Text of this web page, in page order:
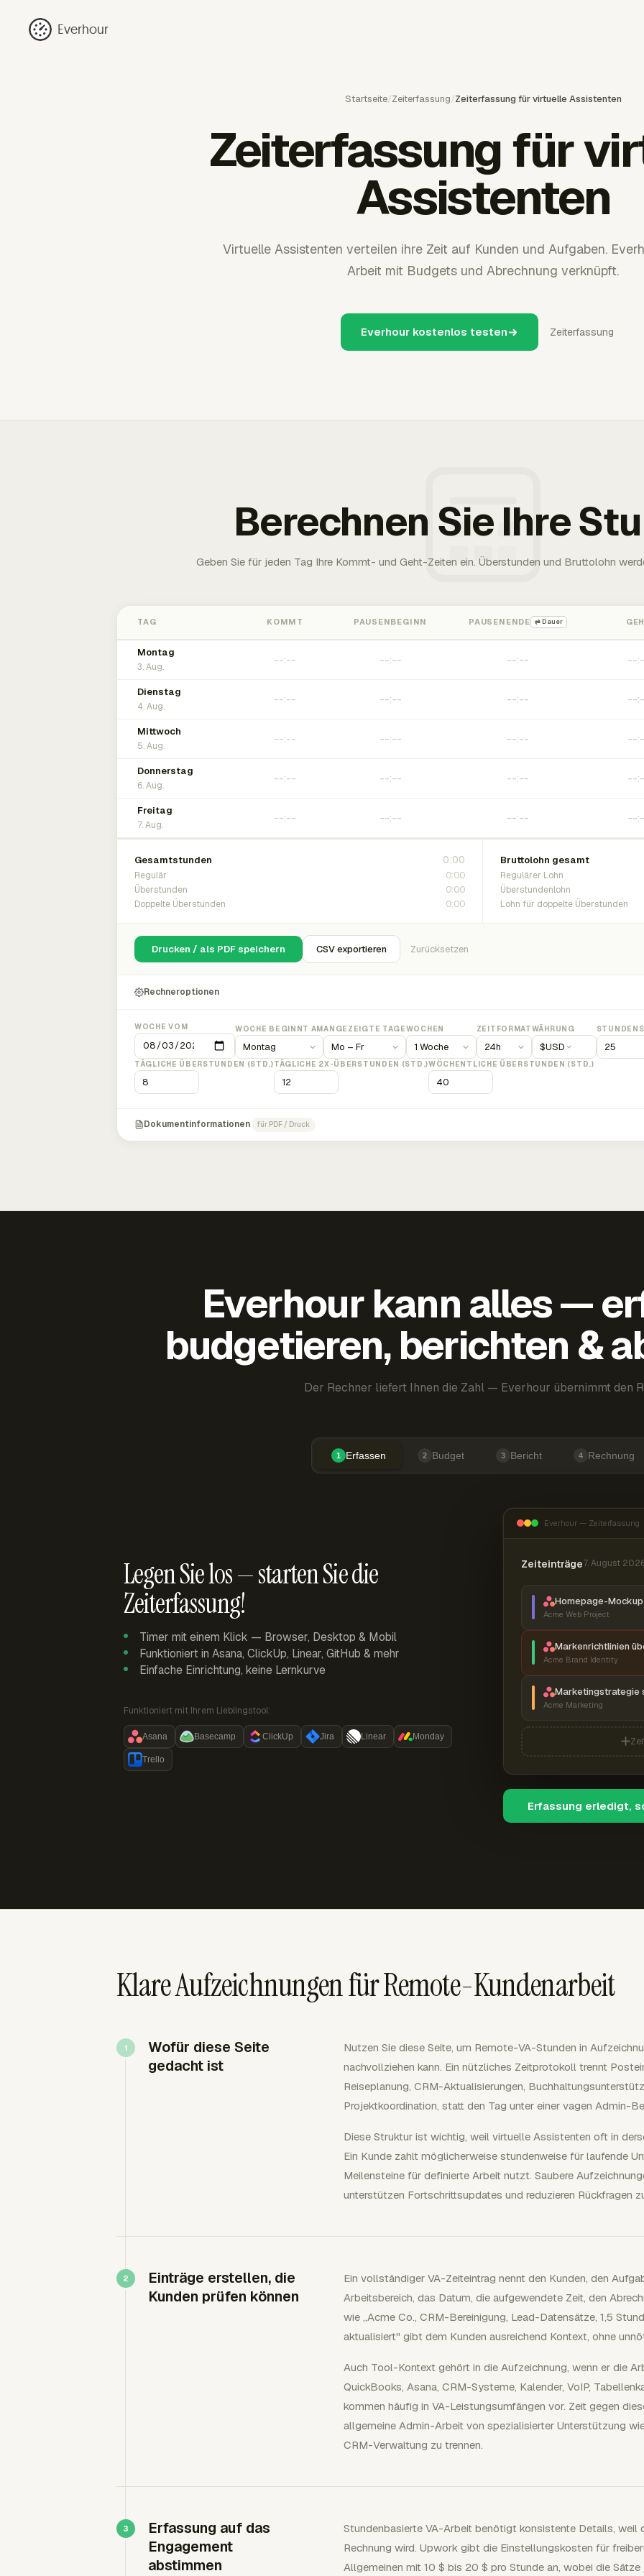
Everhour
Startseite/Zeiterfassung/Zeiterfassung für virtuelle Assistenten
Zeiterfassung für
Assistenten
Virtuelle Assistenten verteilen ihre Zeit auf Kunden und Aufgaben.
Arbeit mit Budgets und Abrechnung verknüpft.
Everhour kostenlos testen Zeiterfassung
Berechnen Sie Ihre
Geben Sie für jeden Tag Ihre Kommt- und Geht-Zeiten ein. Überstunden und Bruttolohn
TAG KOMMT PAUSENBEGINN PAUSENENDE ⇄ Dauer
Montag
3. Aug.
Dienstag
4. Aug.
Mittwoch
5. Aug.
Donnerstag
6. Aug.
Freitag
7. Aug.
Gesamtstunden 0:00
Regulär 0:00
Überstunden 0:00
Doppelte Überstunden 0:00
Bruttolohn gesamt
Regulärer Lohn
Überstundenlohn
Lohn für doppelte Überstunden
Drucken / als PDF speichern CSV exportieren Zurücksetzen
Rechneroptionen
WOCHE VOM WOCHE BEGINNT AMANGEZEIGTE TAGEWOCHEN ZEITFORMATWÄHRUNG
$USD
TÄGLICHE ÜBERSTUNDEN (STD.)TÄGLICHE 2X-ÜBERSTUNDEN (STD.)WÖCHENTLICHE ÜBERSTUNDEN (STD.)
Dokumentinformationen für PDF / Druck
Everhour kann alles —
budgetieren, berichten &
Der Rechner liefert Ihnen die Zahl — Everhour übernimmt den
1 Erfassen 2 Budget 3 Bericht 4 Rechnung
Legen Sie los — starten Sie die
Zeiterfassung!
Timer mit einem Klick — Browser, Desktop & Mobil
Funktioniert in Asana, ClickUp, Linear, GitHub & mehr
Einfache Einrichtung, keine Lernkurve
Funktioniert mit Ihrem Lieblingstool:
Asana Basecamp ClickUp Jira Linear Monday
Trello
Everhour — Zeiterfassung
Zeiteinträge7. August
Homepage-
Acme Web Project
Markenrichtlinien
Acme Brand Identity
Marketingstrategie
Acme Marketing
Erfassung erledigt,
Klare Aufzeichnungen für Remote-Kundenarbeit
Wofür diese Seite
gedacht ist
Nutzen Sie diese Seite, um Remote-VA-Stunden in
nachvollziehen kann. Ein nützliches Zeitprotokoll trennt
Reiseplanung, CRM-Aktualisierungen,
Projektkoordination, statt den Tag unter einer vagen Admin-
Diese Struktur ist wichtig, weil virtuelle Assistenten oft in
Ein Kunde zahlt möglicherweise stundenweise für laufende
Meilensteine für definierte Arbeit nutzt. Saubere
unterstützen Fortschrittsupdates und reduzieren Rückfragen
Einträge erstellen, die
Kunden prüfen können
Ein vollständiger VA-Zeiteintrag nennt den Kunden, den
Arbeitsbereich, das Datum, die aufgewendete Zeit, den
wie „Acme Co., CRM-Bereinigung, Lead-Datensätze, 1,5
aktualisiert" gibt dem Kunden ausreichend Kontext, ohne
Auch Tool-Kontext gehört in die Aufzeichnung, wenn er die
QuickBooks, Asana, CRM-Systeme, Kalender, VoIP,
kommen häufig in VA-Leistungsumfängen vor. Zeit gegen
allgemeine Admin-Arbeit von spezialisierter Unterstützung
CRM-Verwaltung zu trennen.
Erfassung auf das
Engagement
abstimmen
Stundenbasierte VA-Arbeit benötigt konsistente Details, weil
Rechnung wird. Upwork gibt die Einstellungskosten für
Allgemeinen mit 10 $ bis 20 $ pro Stunde an, wobei die